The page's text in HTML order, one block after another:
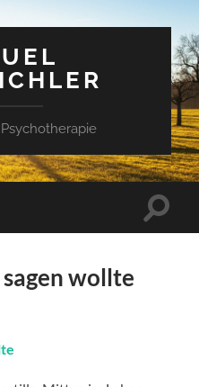
wollte